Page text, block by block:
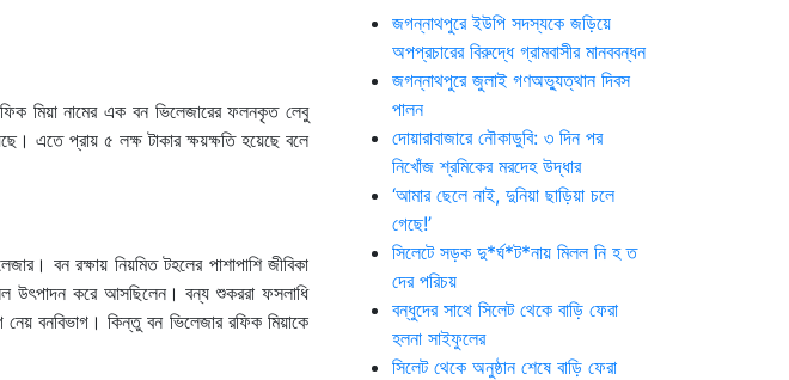
রফিক মিয়া নামের এক বন ভিলেজারের ফলনকৃত লেবু
এতে প্রায় ৫ লক্ষ টাকার ক্ষয়ক্ষতি হয়েছে বলে
বন রক্ষায় নিয়মিত টহলের পাশাপাশি জীবিকা
উৎপাদন করে আসছিলেন। বন্য শুকররা ফসলাধি
বনবিভাগ। কিন্তু বন ভিলেজার রফিক মিয়াকে
জগন্নাথপুরে ইউপি সদস্যকে জড়িয়ে
অপপ্রচারের বিরুদ্ধে গ্রামবাসীর মানববন্ধন
জগন্নাথপুরে জুলাই গণঅভ্যুত্থান দিবস
পালন
দোয়ারাবাজারে নৌকাডুবি: ৩ দিন পর
নিখোঁজ শ্রমিকের মরদেহ উদ্ধার
‘আমার ছেলে নাই, দুনিয়া ছাড়িয়া চলে
গেছে!’
সিলেটে সড়ক দু*র্ঘ*ট*নায় মিলল নি হ ত
দের পরিচয়
বন্ধুদের সাথে সিলেট থেকে বাড়ি ফেরা
হলনা সাইফুলের
সিলেট থেকে অনুষ্ঠান শেষে বাড়ি ফেরা